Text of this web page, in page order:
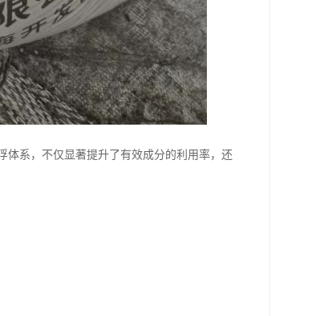
体系，不仅显著提升了有效成分的利用率，还